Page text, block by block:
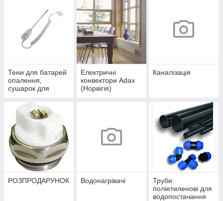
Тени для батарей
опалення,
сушарок для
Електричні
конвектори Adax
(Норвігія)
Каналізація
РОЗПРОДАРУНОК Водонагрівачі
Труби
поліетиленові для
водопостачання